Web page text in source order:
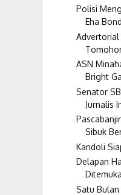
Polisi
Eha Bond
Advertorial
ASN
Bright
Senator
Jurnalis
Sibuk
Kandoli
Delapan
Satu